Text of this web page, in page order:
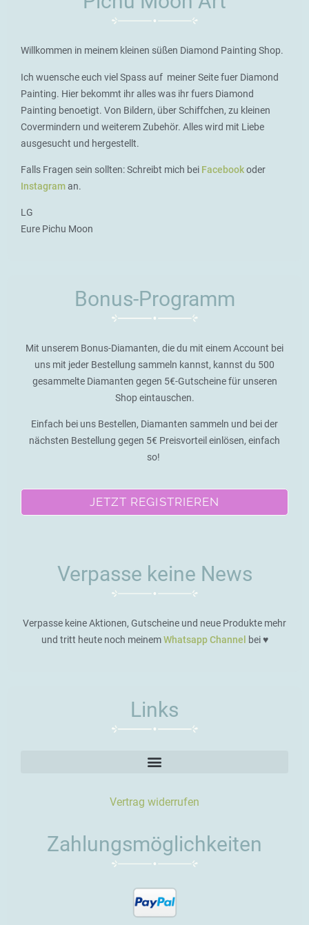
Willkommen in meinem kleinen süßen Diamond Painting Shop.
Ich wuensche euch viel Spass auf meiner Seite fuer Diamond
Painting. Hier bekommt ihr alles was ihr fuers Diamond
Painting benoetigt. Von Bildern, über Schiffchen, zu kleinen
Covermindern und weiterem Zubehör. Alles wird mit Liebe
ausgesucht und hergestellt.
Falls Fragen sein sollten: Schreibt mich bei Facebookoder
Instagraman.
LG
Eure Pichu Moon
Bonus-Programm
Mit unserem Bonus-Diamanten, die du mit einem Account bei
uns mit jeder Bestellung sammeln kannst, kannst du 500
gesammelte Diamanten gegen 5€-Gutscheine für unseren
Shop eintauschen.
Einfach bei uns Bestellen, Diamanten sammeln und bei der
nächsten Bestellung gegen 5€ Preisvorteil einlösen, einfach
so!
JETZT REGISTRIEREN
Verpasse keine News
Verpasse keine Aktionen, Gutscheine und neue Produkte mehr
und tritt heute noch meinemWhatsapp Channel bei ♥️
Links
Vertrag widerrufen
Zahlungsmöglichkeiten